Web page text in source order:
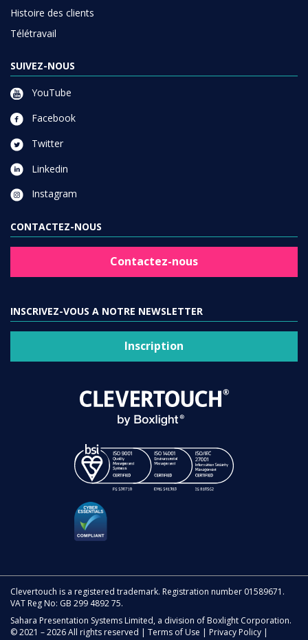
Histoire des clients
Télétravail
SUIVEZ-NOUS
YouTube
Facebook
Twitter
Linkedin
Instagram
CONTACTEZ-NOUS
Contactez-nous
INSCRIVEZ-VOUS A NOTRE NEWSLETTER
Inscription
Clevertouch is a registered trademark. Registration number 01589671.
VAT Reg No: GB 299 4892 75.
Sahara Presentation Systems Limited, a division of Boxlight Corporation.
© 2021 – 2026 All rights reserved | Terms of Use | Privacy Policy |